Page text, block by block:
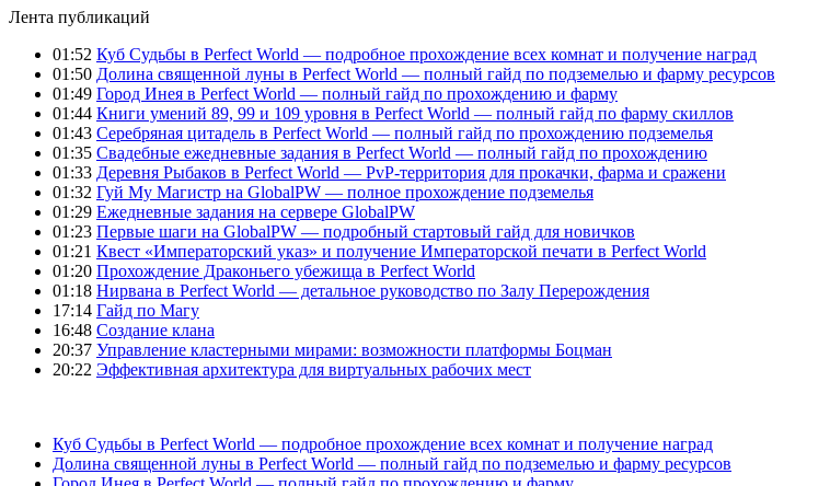
Лента публикаций
01:52 Куб Судьбы в Perfect World — подробное прохождение всех комнат и получение наград
01:50 Долина священной луны в Perfect World — полный гайд по подземелью и фарму ресурсов
01:49 Город Инея в Perfect World — полный гайд по прохождению и фарму
01:44 Книги умений 89, 99 и 109 уровня в Perfect World — полный гайд по фарму скиллов
01:43 Серебряная цитадель в Perfect World — полный гайд по прохождению подземелья
01:35 Свадебные ежедневные задания в Perfect World — полный гайд по прохождению
01:33 Деревня Рыбаков в Perfect World — PvP-территория для прокачки, фарма и сражени
01:32 Гуй Му Магистр на GlobalPW — полное прохождение подземелья
01:29 Ежедневные задания на сервере GlobalPW
01:23 Первые шаги на GlobalPW — подробный стартовый гайд для новичков
01:21 Квест «Императорский указ» и получение Императорской печати в Perfect World
01:20 Прохождение Драконьего убежища в Perfect World
01:18 Нирвана в Perfect World — детальное руководство по Залу Перерождения
17:14 Гайд по Магу
16:48 Создание клана
20:37 Управление кластерными мирами: возможности платформы Боцман
20:22 Эффективная архитектура для виртуальных рабочих мест
Куб Судьбы в Perfect World — подробное прохождение всех комнат и получение наград
Долина священной луны в Perfect World — полный гайд по подземелью и фарму ресурсов